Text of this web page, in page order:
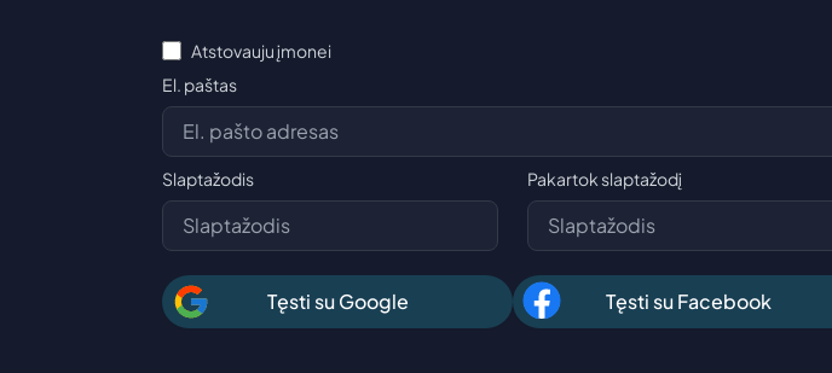
Atstovauju įmonei
El. paštas
Slaptažodis Pakartok slaptažodį
Tęsti su Google Tęsti su Facebook